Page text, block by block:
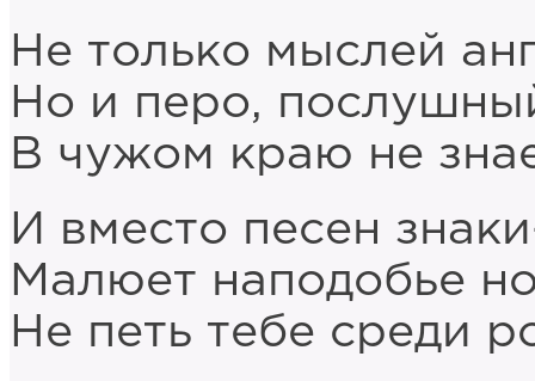
Не только мыслей
Но и перо,
В чужом краю не
И вместо песен
Малюет наподобье
Не петь тебе среди